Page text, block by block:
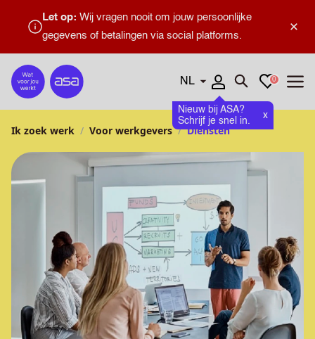
×
Let op: Wij vragen nooit om jouw persoonlijke
gegevens of betalingen via social platforms.
Home
Talen
Nieuw bij ASA?
Schrijf je snel in.
x
Zoeken openen
Favorieten
0
Ik zoek werk Voor werkgevers Diensten